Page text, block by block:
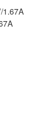
1.67A